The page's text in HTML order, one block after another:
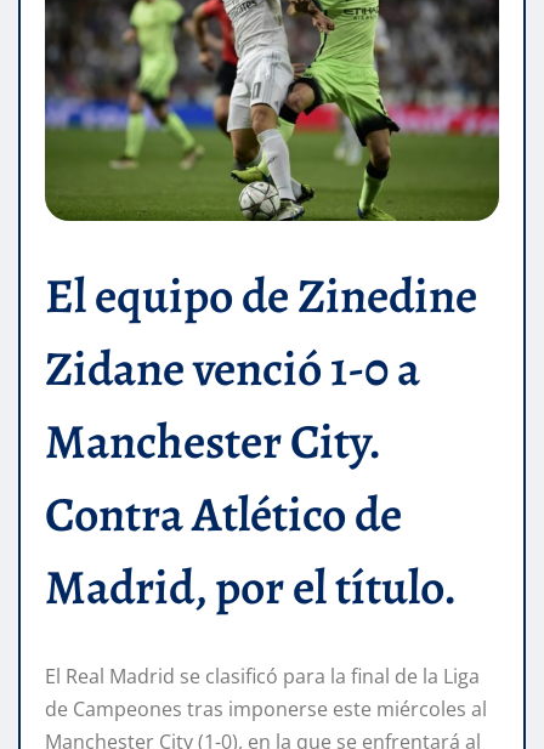
El equipo de Zinedine
Zidane venció 1-0 a
Manchester City.
Contra Atlético de
Madrid, por el título.
El Real Madrid se clasificó para la final de la Liga
de Campeones tras imponerse este miércoles al
Manchester City (1-0), en la que se enfrentará al